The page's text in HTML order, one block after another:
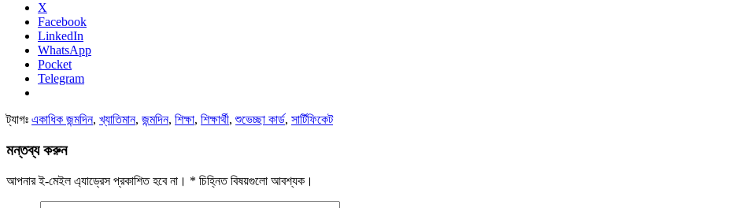
X
Facebook
LinkedIn
WhatsApp
Pocket
Telegram
ট্যাগঃ একাধিক জন্মদিন, খ্যাতিমান, জন্মদিন, শিক্ষা, শিক্ষার্থী,শুভেচ্ছা কার্ড, সার্টিফিকেট
মন্তব্য করুন
আপনার ই-মেইল এ্যাড্রেস প্রকাশিত হবে না। * চিহ্নিত বিষয়গুলো আবশ্যক।